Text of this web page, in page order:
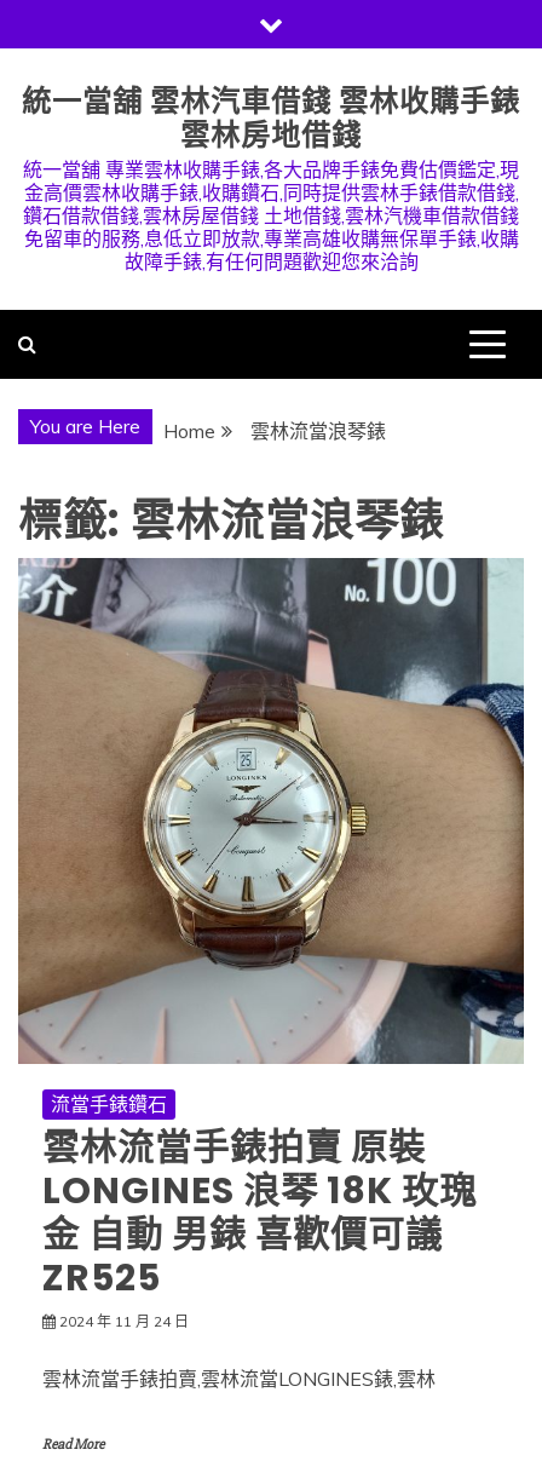
to
content
統一當舖 雲林汽車借錢 雲林收購手錶
雲林房地借錢
統一當舖 專業雲林收購手錶,各大品牌手錶免費估價鑑定,現
金高價雲林收購手錶,收購鑽石,同時提供雲林手錶借款借錢,
鑽石借款借錢,雲林房屋借錢 土地借錢,雲林汽機車借款借錢
免留車的服務,息低立即放款,專業高雄收購無保單手錶,收購
故障手錶,有任何問題歡迎您來洽詢
You are Here Home 雲林流當浪琴錶
標籤: 雲林流當浪琴錶
流當手錶鑽石
雲林流當手錶拍賣 原裝
LONGINES 浪琴 18K 玫瑰
金 自動 男錶 喜歡價可議
ZR525
2024 年 11 月 24 日
雲林流當手錶拍賣,雲林流當LONGINES錶,雲林
Read More